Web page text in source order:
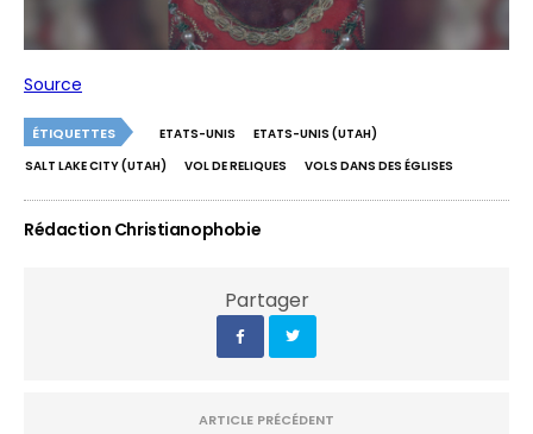
Source
ÉTIQUETTES ETATS-UNIS
ETATS-UNIS (UTAH)
SALT LAKE CITY (UTAH)
VOL DE RELIQUES VOLS DANS DES ÉGLISES
Rédaction Christianophobie
Partager
ARTICLE PRÉCÉDENT